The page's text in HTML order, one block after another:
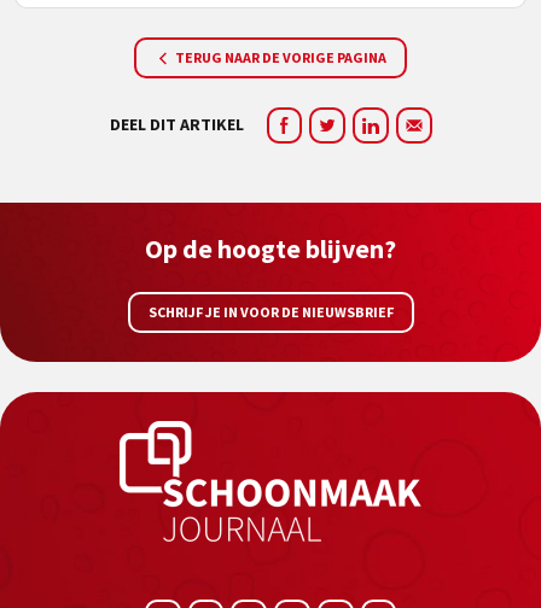
TERUG NAAR DE VORIGE PAGINA
DEEL DIT ARTIKEL
Op de hoogte blijven?
SCHRIJF JE IN VOOR DE NIEUWSBRIEF